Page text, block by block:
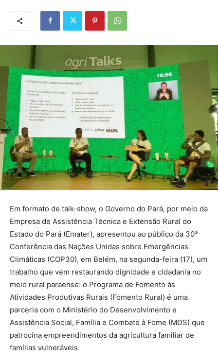
Em formato de talk-show, o Governo do Pará, por meio da
Empresa de Assistência Técnica e Extensão Rural do
Estado do Pará (Emater), apresentou ao público da 30ª
Conferência das Nações Unidas sobre Emergências
Climáticas (COP30), em Belém, na segunda-feira (17), um
trabalho que vem restaurando dignidade e cidadania no
meio rural paraense: o Programa de Fomento às
Atividades Produtivas Rurais (Fomento Rural) é uma
parceria com o Ministério do Desenvolvimento e
Assistência Social, Família e Combate à Fome (MDS) que
patrocina empreendimentos da agricultura familiar de
famílias vulneráveis.